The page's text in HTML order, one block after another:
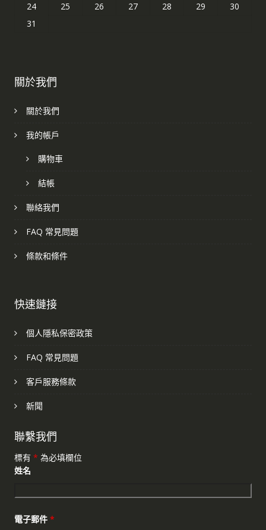
24
25 26 27 28 29
30
31
關於我們
關於我們
我的帳戶
購物車
結帳
聯絡我們
FAQ 常見問題
條款和條件
快速鏈接
個人隱私保密政策
FAQ 常見問題
客戶服務條款
新聞
聯繫我們
標有 * 為必填欄位
姓名
電子郵件 *